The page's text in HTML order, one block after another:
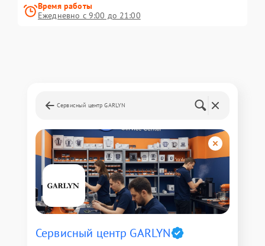
Время работы
Ежедневно с 9:00 до 21:00
Сервисный центр GARLYN
Сервисный центр GARLYN